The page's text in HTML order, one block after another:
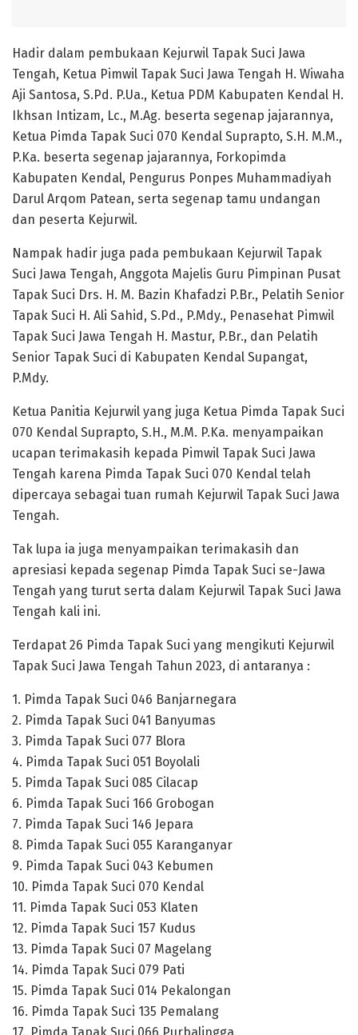
Hadir dalam pembukaan Kejurwil Tapak Suci Jawa
Tengah, Ketua Pimwil Tapak Suci Jawa Tengah H. Wiwaha
Aji Santosa, S.Pd. P.Ua., Ketua PDM Kabupaten Kendal H.
Ikhsan Intizam, Lc., M.Ag. beserta segenap jajarannya,
Ketua Pimda Tapak Suci 070 Kendal Suprapto, S.H. M.M.,
P.Ka. beserta segenap jajarannya, Forkopimda
Kabupaten Kendal, Pengurus Ponpes Muhammadiyah
Darul Arqom Patean, serta segenap tamu undangan
dan peserta Kejurwil.
Nampak hadir juga pada pembukaan Kejurwil Tapak
Suci Jawa Tengah, Anggota Majelis Guru Pimpinan Pusat
Tapak Suci Drs. H. M. Bazin Khafadzi P.Br., Pelatih Senior
Tapak Suci H. Ali Sahid, S.Pd., P.Mdy., Penasehat Pimwil
Tapak Suci Jawa Tengah H. Mastur, P.Br., dan Pelatih
Senior Tapak Suci di Kabupaten Kendal Supangat,
P.Mdy.
Ketua Panitia Kejurwil yang juga Ketua Pimda Tapak Suci
070 Kendal Suprapto, S.H., M.M. P.Ka. menyampaikan
ucapan terimakasih kepada Pimwil Tapak Suci Jawa
Tengah karena Pimda Tapak Suci 070 Kendal telah
dipercaya sebagai tuan rumah Kejurwil Tapak Suci Jawa
Tengah.
Tak lupa ia juga menyampaikan terimakasih dan
apresiasi kepada segenap Pimda Tapak Suci se-Jawa
Tengah yang turut serta dalam Kejurwil Tapak Suci Jawa
Tengah kali ini.
Terdapat 26 Pimda Tapak Suci yang mengikuti Kejurwil
Tapak Suci Jawa Tengah Tahun 2023, di antaranya :
1. Pimda Tapak Suci 046 Banjarnegara
2. Pimda Tapak Suci 041 Banyumas
3. Pimda Tapak Suci 077 Blora
4. Pimda Tapak Suci 051 Boyolali
5. Pimda Tapak Suci 085 Cilacap
6. Pimda Tapak Suci 166 Grobogan
7. Pimda Tapak Suci 146 Jepara
8. Pimda Tapak Suci 055 Karanganyar
9. Pimda Tapak Suci 043 Kebumen
10. Pimda Tapak Suci 070 Kendal
11. Pimda Tapak Suci 053 Klaten
12. Pimda Tapak Suci 157 Kudus
13. Pimda Tapak Suci 07 Magelang
14. Pimda Tapak Suci 079 Pati
15. Pimda Tapak Suci 014 Pekalongan
16. Pimda Tapak Suci 135 Pemalang
17. Pimda Tapak Suci 066 Purbalingga